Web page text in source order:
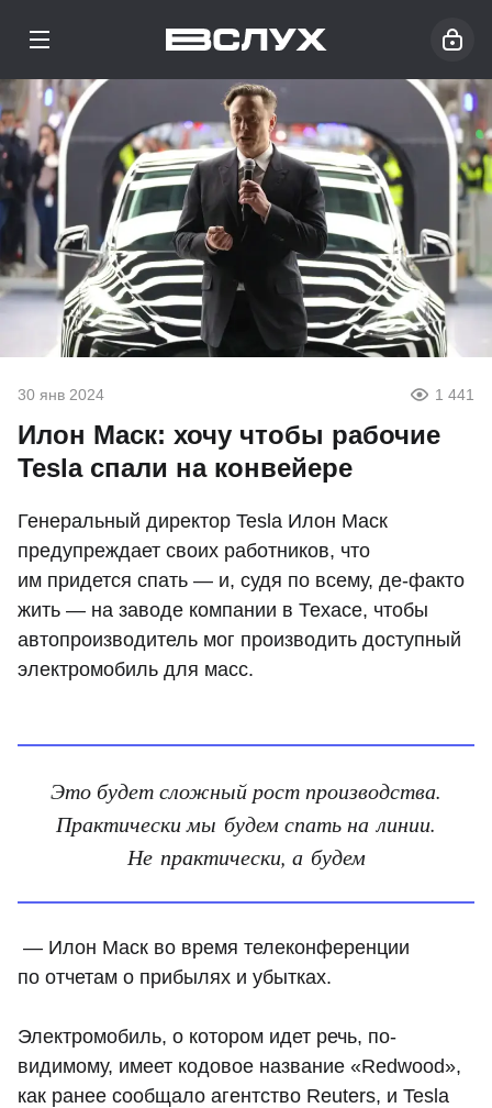
30 янв 2024 1 441
Илон Маск: хочу чтобы рабочие
Tesla спали на конвейере
Генеральный директор Tesla Илон Маск
предупреждает своих работников, что
им придется спать — и, судя по всему, де-факто
жить — на заводе компании в Техасе, чтобы
автопроизводитель мог производить доступный
электромобиль для масс.
Это будет сложный рост производства.
Практически мы будем спать на линии.
Не практически, а будем
— Илон Маск во время телеконференции
по отчетам о прибылях и убытках.
Электромобиль, о котором идет речь, по-
видимому, имеет кодовое название «Redwood»,
как ранее сообщало агентство Reuters, и Tesla